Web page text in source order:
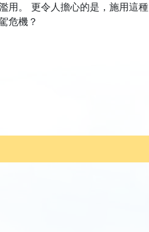
用。 更令人擔心的是，施用這種
危機？